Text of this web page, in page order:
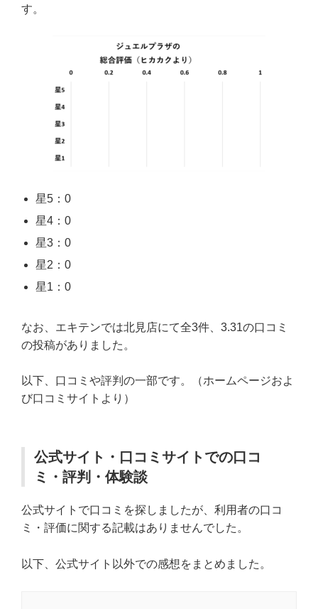
す。
星5：0
星4：0
星3：0
星2：0
星1：0
なお、エキテンでは北見店にて全3件、3.31の口コミ
の投稿がありました。
以下、口コミや評判の一部です。（ホームページおよ
び口コミサイトより）
公式サイト・口コミサイトでの口コ
ミ・評判・体験談
公式サイトで口コミを探しましたが、利用者の口コ
ミ・評価に関する記載はありませんでした。
以下、公式サイト以外での感想をまとめました。